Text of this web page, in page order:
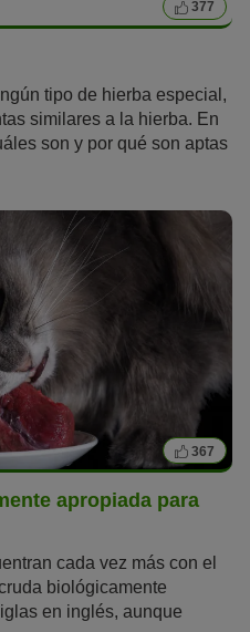
377
tipo de hierba especial,
similares a la hierba. En
son y por qué son aptas
367
apropiada para
cada vez más con el
biológicamente
en inglés, aunque